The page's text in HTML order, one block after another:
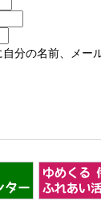
分の名前、メー